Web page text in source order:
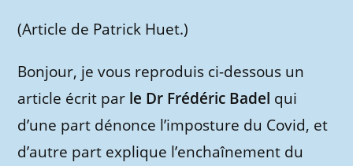
(Article de Patrick Huet.)
Bonjour, je vous reproduis ci-dessous un
article écrit par le Dr Frédéric Badel qui
d’une part dénonce l’imposture du Covid, et
d’autre part explique l’enchaînement du